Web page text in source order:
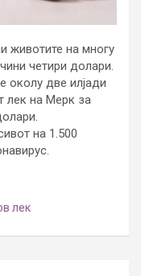
животите на многу
четири долари.
околу две илјади
лек на Мерк за
на 1.500
лек